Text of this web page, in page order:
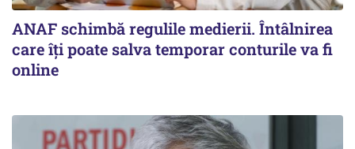
ANAF schimbă regulile medierii. Întâlnirea
care îți poate salva temporar conturile va fi
online